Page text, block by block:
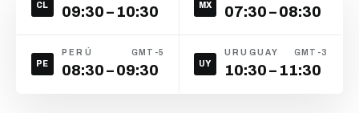
CL 09:30 – 10:30
MX
07:30 – 08:30
PE
PERÚ
08:30 – 09:30
GMT-5
UY
URUGUAY
10:30 – 11:30
GMT-3